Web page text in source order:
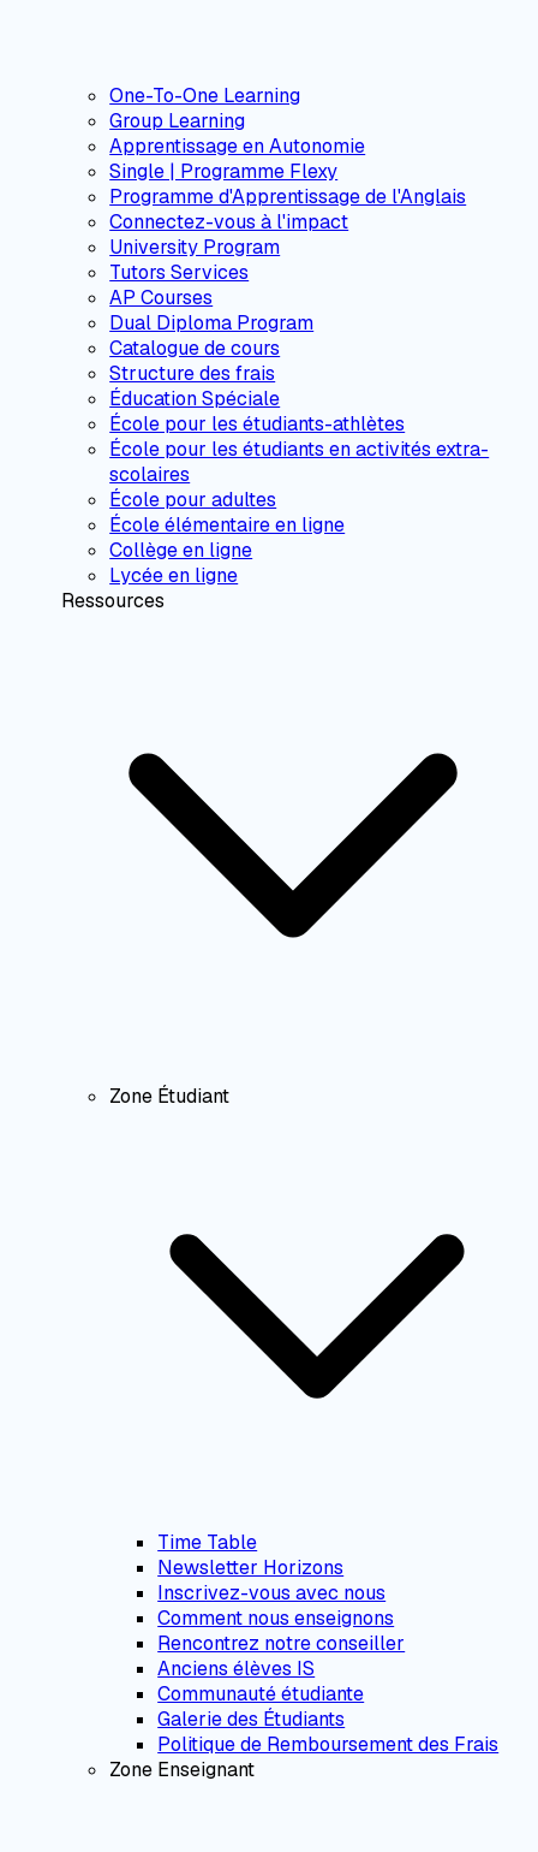
One-To-One Learning
Group Learning
Apprentissage en Autonomie
Single | Programme Flexy
Programme d'Apprentissage de l'Anglais
Connectez-vous à l'impact
University Program
Tutors Services
AP Courses
Dual Diploma Program
Catalogue de cours
Structure des frais
Éducation Spéciale
École pour les étudiants-athlètes
École pour les étudiants en activités extra-
scolaires
École pour adultes
École élémentaire en ligne
Collège en ligne
Lycée en ligne
Ressources
Zone Étudiant
Time Table
Newsletter Horizons
Inscrivez-vous avec nous
Comment nous enseignons
Rencontrez notre conseiller
Anciens élèves IS
Communauté étudiante
Galerie des Étudiants
Politique de Remboursement des Frais
Zone Enseignant